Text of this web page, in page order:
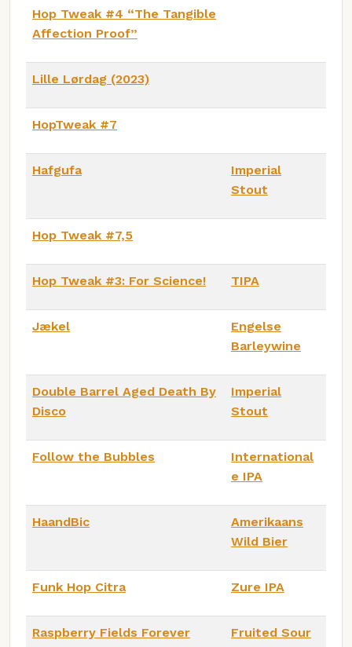
Hop Tweak #4 “The Tangible
Affection Proof”
Lille Lørdag (2023)
HopTweak #7
Hafgufa
Imperial
Stout
Hop Tweak #7,5
Hop Tweak #3: For Science! TIPA
Jækel
Engelse
Barleywine
Double Barrel Aged Death By
Disco
Imperial
Stout
Follow the Bubbles
International
e IPA
HaandBic
Amerikaans
Wild Bier
Funk Hop Citra Zure IPA
Raspberry Fields Forever Fruited Sour